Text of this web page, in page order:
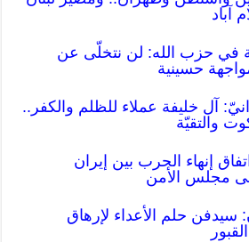
آباد
في حزب الله: لن نتخلّى عن
حسينية
آل خليفة عملاء للظلم والكفر..
والتقيّة
إنهاء الحرب بين إيران
مجلس الأمن
حلم الأعداء لإرهاق